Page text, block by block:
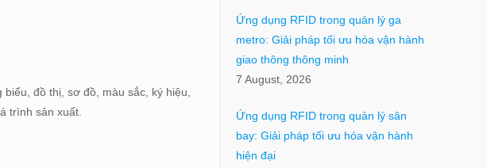
biểu, đồ thị, sơ đồ, màu sắc, ký hiệu,
trình sản xuất.
Ứng dụng RFID trong quản lý ga
metro: Giải pháp tối ưu hóa vận hành
giao thông thông minh
7 August, 2026
Ứng dụng RFID trong quản lý sân
bay: Giải pháp tối ưu hóa vận hành
hiện đại